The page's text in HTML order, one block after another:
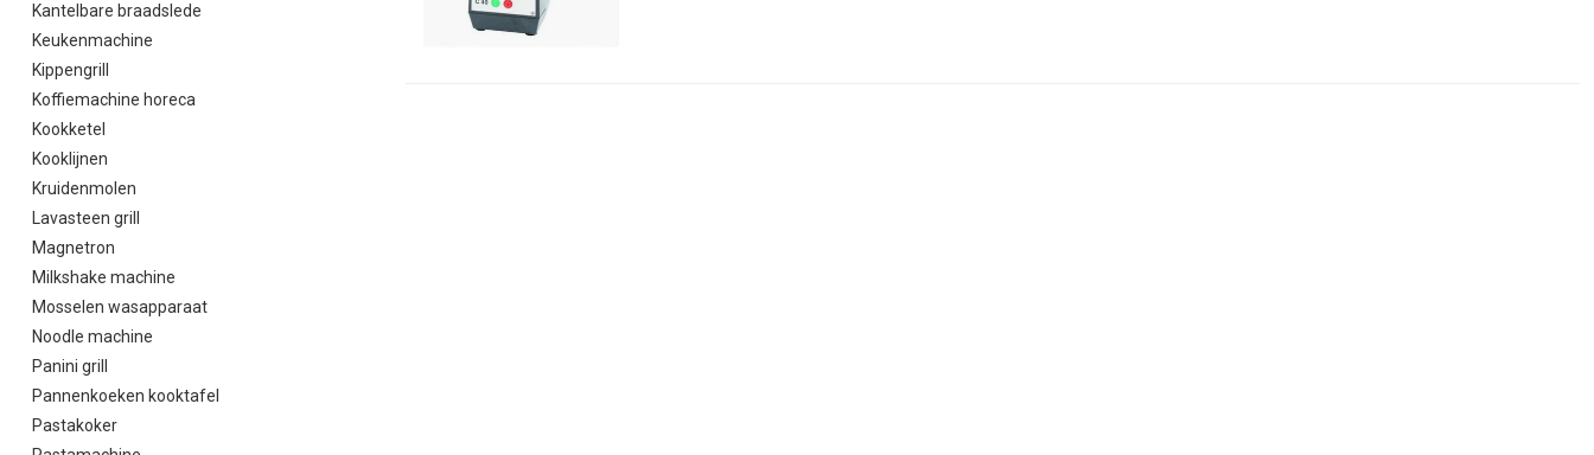
Kantelbare braadslede
Keukenmachine
Kippengrill
Koffiemachine horeca
Kookketel
Kooklijnen
Kruidenmolen
Lavasteen grill
Magnetron
Milkshake machine
Mosselen wasapparaat
Noodle machine
Panini grill
Pannenkoeken kooktafel
Pastakoker